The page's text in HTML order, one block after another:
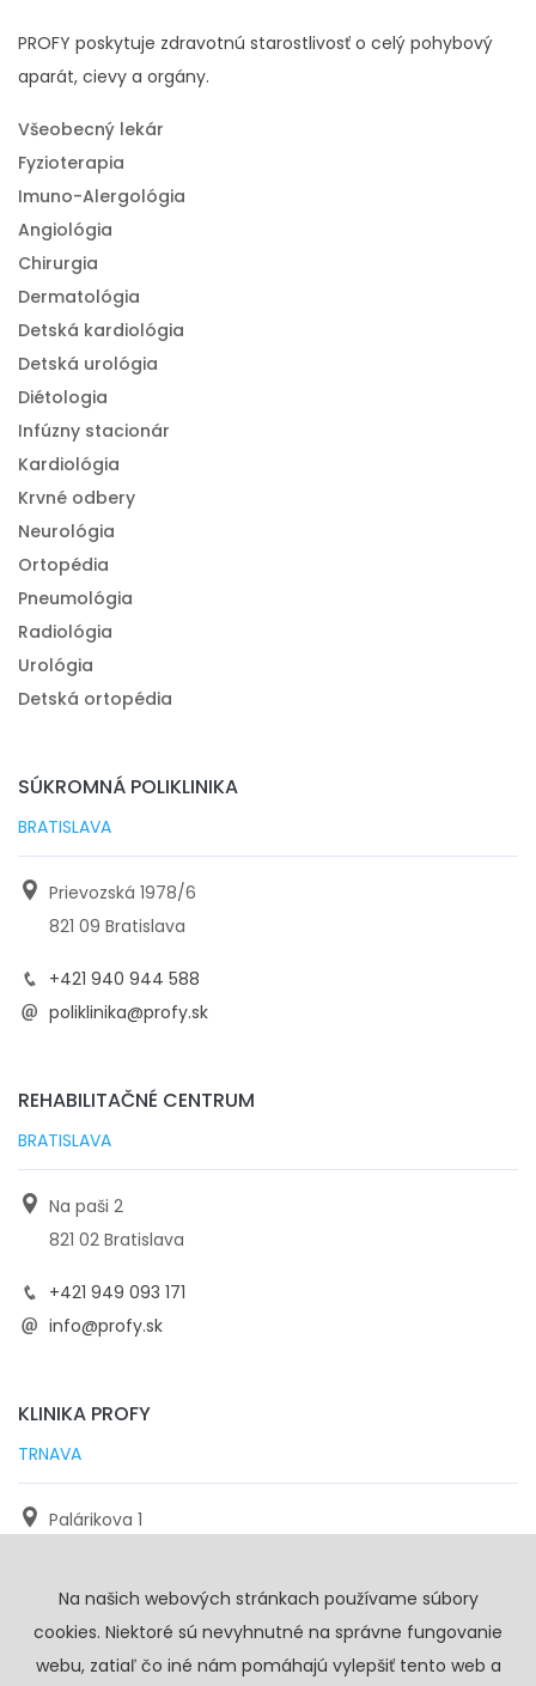
PROFY poskytuje zdravotnú starostlivosť o celý pohybový
aparát, cievy a orgány.
Všeobecný lekár
Fyzioterapia
Imuno-Alergológia
Angiológia
Chirurgia
Dermatológia
Detská kardiológia
Detská urológia
Diétologia
Infúzny stacionár
Kardiológia
Krvné odbery
Neurológia
Ortopédia
Pneumológia
Radiológia
Urológia
Detská ortopédia
SÚKROMNÁ POLIKLINIKA
BRATISLAVA
Prievozská 1978/6
821 09 Bratislava
+421 940 944 588
poliklinika@profy.sk
REHABILITAČNÉ CENTRUM
BRATISLAVA
Na paši 2
821 02 Bratislava
+421 949 093 171
info@profy.sk
KLINIKA PROFY
TRNAVA
Palárikova 1
+421 905 117 923
info@profy.sk
Na našich webových stránkach používame súbory
cookies. Niektoré sú nevyhnutné na správne fungovanie
webu, zatiaľ čo iné nám pomáhajú vylepšiť tento web a